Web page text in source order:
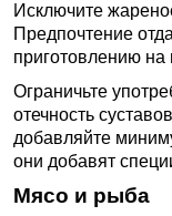
Исключите
Предпочтение
приготовлению на
Ограничьте
отечность
добавляйте
они добавят
Мясо и рыба